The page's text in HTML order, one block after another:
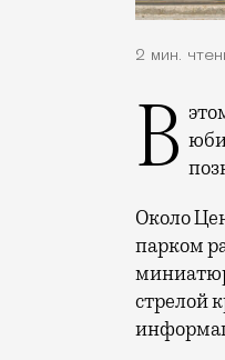
2 мин.
В этом году профессиональный праздник День строителя отмечает 70-летний
Около
парком
стрелой